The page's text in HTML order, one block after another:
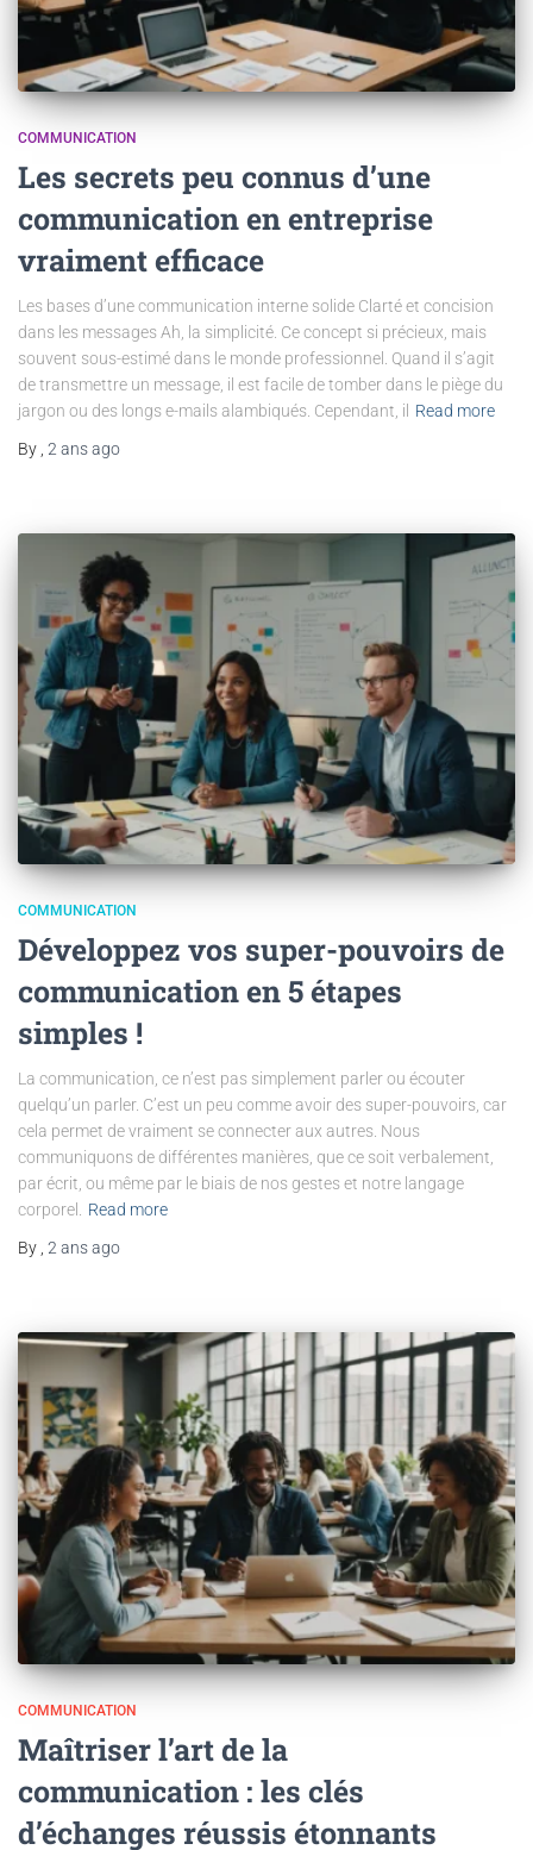
COMMUNICATION
Les secrets peu connus d’une
communication en entreprise
vraiment efficace
Les bases d’une communication interne solide Clarté et concision
dans les messages Ah, la simplicité. Ce concept si précieux, mais
souvent sous-estimé dans le monde professionnel. Quand il s’agit
de transmettre un message, il est facile de tomber dans le piège du
jargon ou des longs e-mails alambiqués. Cependant, il
Read more
By 2 ansago
COMMUNICATION
Développez vos super-pouvoirs de
communication en 5 étapes
simples !
La communication, ce n’est pas simplement parler ou écouter
quelqu’un parler. C’est un peu comme avoir des super-pouvoirs, car
cela permet de vraiment se connecter aux autres. Nous
communiquons de différentes manières, que ce soit verbalement,
par écrit, ou même par le biais de nos gestes et notre langage
corporel. Read more
By , 2 ansago
COMMUNICATION
Maîtriser l’art de la
communication : les clés
d’échanges réussis étonnants